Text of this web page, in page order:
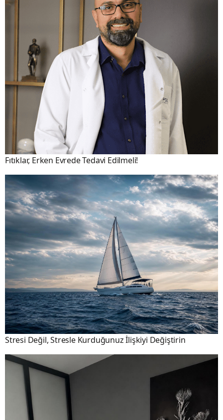
Fıtıklar, Erken Evrede Tedavi Edilmeli!
Stresi Değil, Stresle Kurduğunuz İlişkiyi Değiştirin